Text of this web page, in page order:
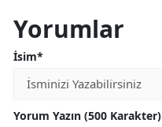
Yorumlar
İsim*
Yorum Yazın (500 Karakter)